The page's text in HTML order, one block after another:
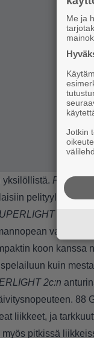
yksilöllistä. PRO X
pelityyleihin”,
2
vasteen,
koon kanssa
kuin
2c:n
88
liikkeet, ja
pitkissä
Me ja
Jotkin